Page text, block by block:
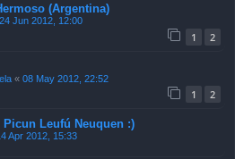
(Argentina)
24 Jun 2012, 12:00
1 2
« 08 May 2012, 22:52
1 2
Picun Leufú Neuquen :)
Apr 2012, 15:33